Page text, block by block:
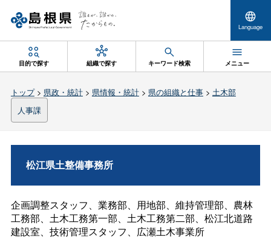
Language
目的で探す 組織で探す キーワード検索 メニュー
トップ> 県政・統計> 県情報・統計> 県の組織と仕事> 土木部
人事課
松江県土整備事務所
企画調整スタッフ、業務部、用地部、維持管理部、農林
工務部、土木工務第一部、土木工務第二部、松江北道路
建設室、技術管理スタッフ、広瀬土木事業所